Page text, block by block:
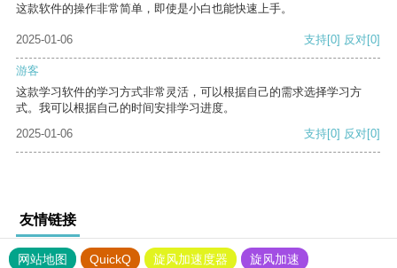
这款软件的操作非常简单，即使是小白也能快速上手。
2025-01-06 支持[0] 反对[0]
游客
这款学习软件的学习方式非常灵活，可以根据自己的需求选择学习方
式。我可以根据自己的时间安排学习进度。
2025-01-06
支持[0] 反对[0]
友情链接
网站地图 QuickQ 旋风加速度器
旋风加速